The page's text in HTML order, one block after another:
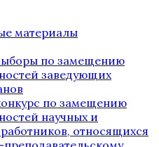
материалы
по замещению
заведующих
по замещению
научных и
относящихся